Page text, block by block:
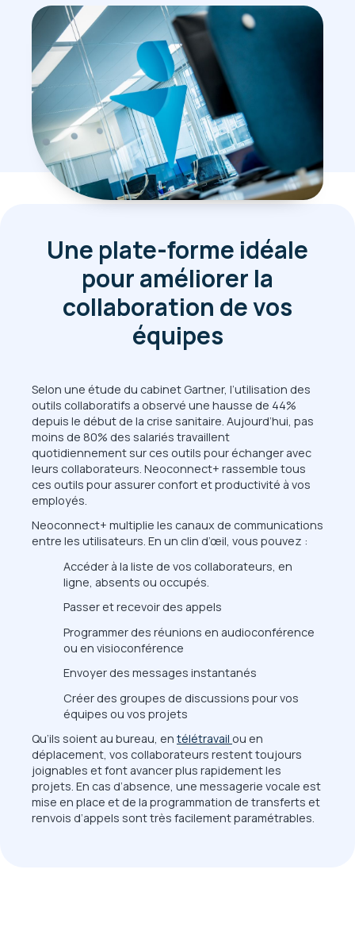
Une plate-forme idéale
pour améliorer la
collaboration de vos
équipes
Selon une étude du cabinet Gartner, l’utilisation des
outils collaboratifs a observé une hausse de 44%
depuis le début de la crise sanitaire. Aujourd’hui, pas
moins de 80% des salariés travaillent
quotidiennement sur ces outils pour échanger avec
leurs collaborateurs. Neoconnect+ rassemble tous
ces outils pour assurer confort et productivité à vos
employés.
Neoconnect+ multiplie les canaux de communications
entre les utilisateurs. En un clin d’œil, vous pouvez :
Accéder à la liste de vos collaborateurs, en
ligne, absents ou occupés.
Passer et recevoir des appels
Programmer des réunions en audioconférence
ou en visioconférence
Envoyer des messages instantanés
Créer des groupes de discussions pour vos
équipes ou vos projets
Qu’ils soient au bureau, en télétravail ou en
déplacement, vos collaborateurs restent toujours
joignables et font avancer plus rapidement les
projets. En cas d’absence, une messagerie vocale est
mise en place et de la programmation de transferts et
renvois d’appels sont très facilement paramétrables.